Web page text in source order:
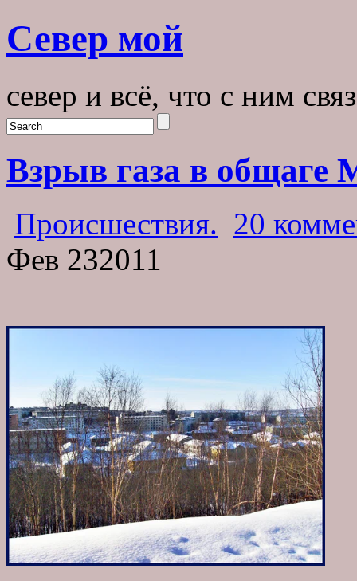
Север мой
север и всё, что с ним
Взрыв газа в общаге
Происшествия. 20
Фев 232011